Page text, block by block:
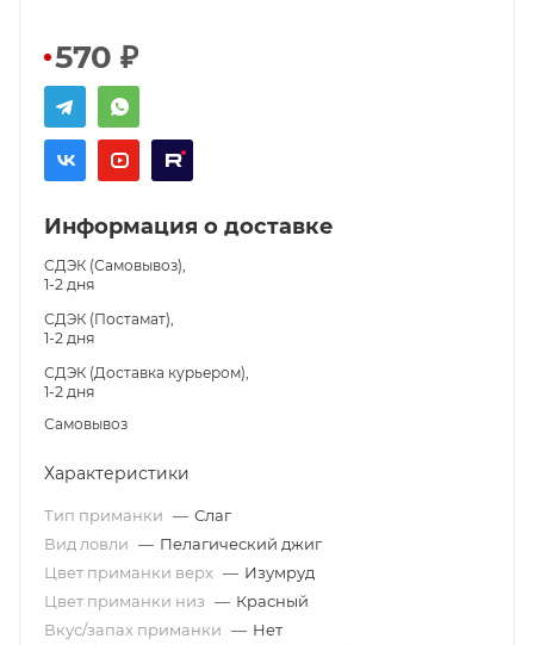
570 ₽
Информация о доставке
СДЭК (Самовывоз),
1-2 дня
СДЭК (Постамат),
1-2 дня
СДЭК (Доставка курьером),
1-2 дня
Самовывоз
Характеристики
Тип приманки — Слаг
Вид ловли — Пелагический джиг
Цвет приманки верх — Изумруд
Цвет приманки низ — Красный
Вкус/запах приманки — Нет